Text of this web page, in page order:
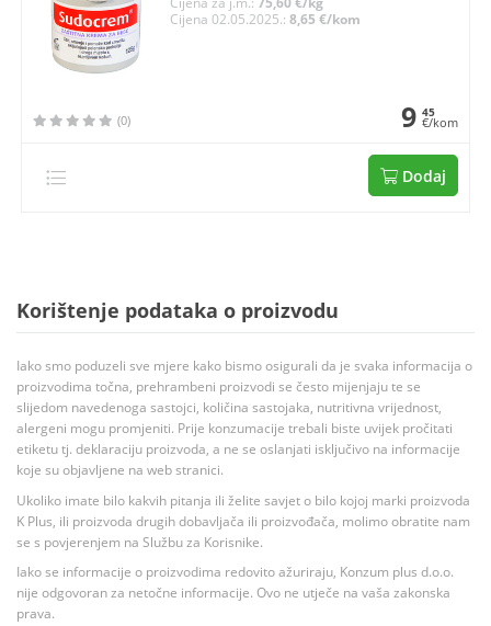
Cijena 02.05.2025.: 8,65 €/kom
(0) 9 45
€/kom
Dodaj
Korištenje podataka o proizvodu
Iako smo poduzeli sve mjere kako bismo osigurali da je svaka informacija o
proizvodima točna, prehrambeni proizvodi se često mijenjaju te se
slijedom navedenoga sastojci, količina sastojaka, nutritivna vrijednost,
alergeni mogu promjeniti. Prije konzumacije trebali biste uvijek pročitati
etiketu tj. deklaraciju proizvoda, a ne se oslanjati isključivo na informacije
koje su objavljene na web stranici.
Ukoliko imate bilo kakvih pitanja ili želite savjet o bilo kojoj marki proizvoda
K Plus, ili proizvoda drugih dobavljača ili proizvođača, molimo obratite nam
se s povjerenjem na Službu za Korisnike.
Iako se informacije o proizvodima redovito ažuriraju, Konzum plus d.o.o.
nije odgovoran za netočne informacije. Ovo ne utječe na vaša zakonska
prava.